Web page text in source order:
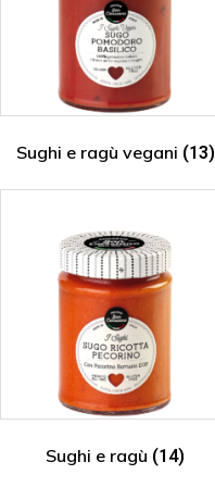
Sughi e ragù vegani (13)
Sughi e ragù (14)